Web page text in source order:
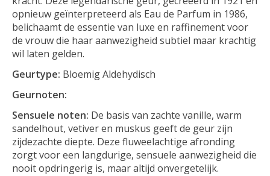
opnieuw geïnterpreteerd als Eau de Parfum in 1986,
belichaamt de essentie van luxe en raffinement voor
de vrouw die haar aanwezigheid subtiel maar krachtig
wil laten gelden.
Geurtype: Bloemig Aldehydisch
Geurnoten:
Sensuele noten: De basis van zachte vanille, warm
sandelhout, vetiver en muskus geeft de geur zijn
zijdezachte diepte. Deze fluweelachtige afronding
zorgt voor een langdurige, sensuele aanwezigheid die
nooit opdringerig is, maar altijd onvergetelijk.